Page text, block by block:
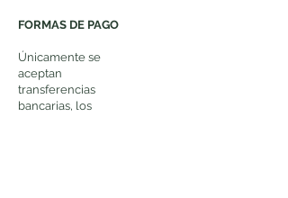
FORMAS DE PAGO
Únicamente se
aceptan
transferencias
bancarias, los